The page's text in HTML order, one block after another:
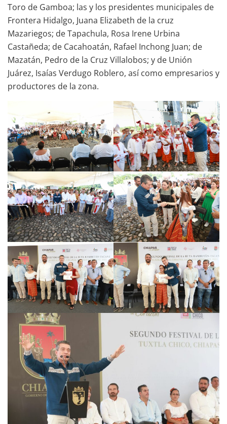
Toro de Gamboa; las y los presidentes municipales de
Frontera Hidalgo, Juana Elizabeth de la cruz
Mazariegos; de Tapachula, Rosa Irene Urbina
Castañeda; de Cacahoatán, Rafael Inchong Juan; de
Mazatán, Pedro de la Cruz Villalobos; y de Unión
Juárez, Isaías Verdugo Roblero, así como empresarios y
productores de la zona.